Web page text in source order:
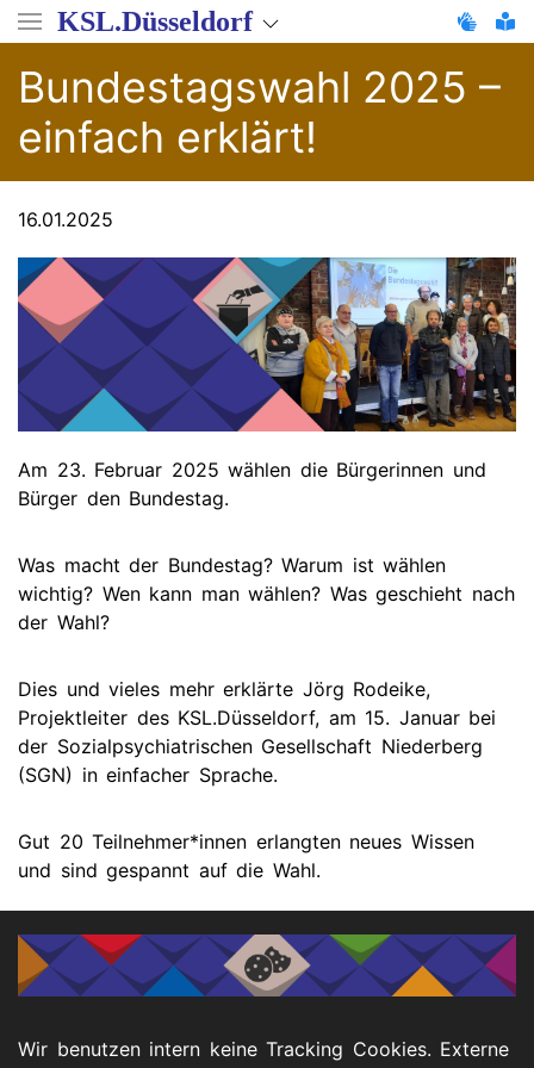
Direkt
zum
Inhalt
KSL.Düsseldorf
Bundestagswahl 2025 –
einfach erklärt!
16.01.2025
Am 23. Februar 2025 wählen die Bürgerinnen und
Bürger den Bundestag.
Was macht der Bundestag? Warum ist wählen
wichtig? Wen kann man wählen? Was geschieht nach
der Wahl?
Dies und vieles mehr erklärte Jörg Rodeike,
Projektleiter des KSL.Düsseldorf, am 15. Januar bei
der Sozialpsychiatrischen Gesellschaft Niederberg
(SGN) in einfacher Sprache.
Gut 20 Teilnehmer*innen erlangten neues Wissen
und sind gespannt auf die Wahl.
Weitere Informationen und Materialien zur
Bundestagswahl:https://www.ksl-
nrw.de/de/themen/5/politische-partizipation
Wir benutzen intern keine Tracking Cookies. Externe